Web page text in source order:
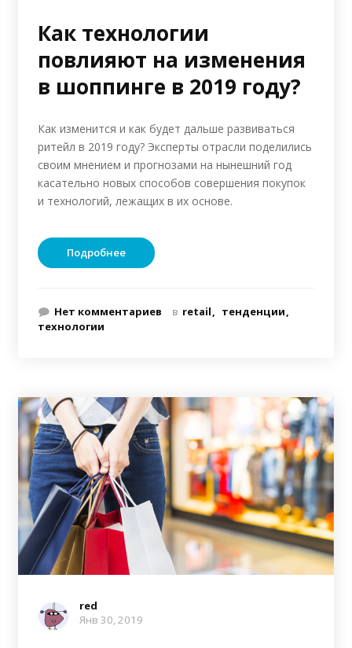
Как технологии
повлияют на изменения
в шоппинге в 2019 году?
Как изменится и как будет дальше развиваться
ритейл в 2019 году? Эксперты отрасли поделились
своим мнением и прогнозами на нынешний год
касательно новых способов совершения покупок
и технологий, лежащих в их основе.
Подробнее
Нет комментариев в retail
тенденции
технологии
red
Янв 30, 2019